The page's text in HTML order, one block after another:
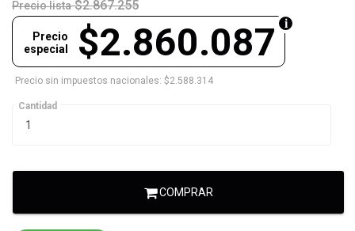
Precio lista $2.867.255
$2.860.087
Precio
especial
Precio sin impuestos nacionales: $2.588.314
Cantidad
COMPRAR